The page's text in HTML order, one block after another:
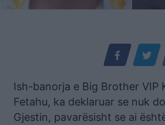
Ish-banorja e Big Brother VIP
Fetahu, ka deklaruar se nuk
Gjestin, pavarësisht se ai